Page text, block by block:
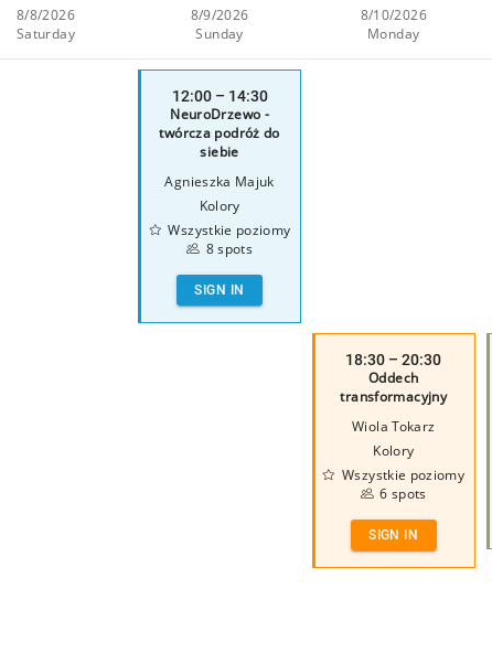
8/8/2026
Saturday
8/9/2026
Sunday
8/10/2026
Monday
12:00 – 14:30
NeuroDrzewo -
twórcza podróż do
siebie
Agnieszka Majuk
Kolory
Wszystkie poziomy
8 spots
SIGN IN
18:30 – 20:30
Oddech
transformacyjny
Wiola Tokarz
Kolory
Wszystkie poziomy
6 spots
SIGN IN